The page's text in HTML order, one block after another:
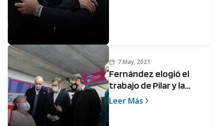
7 May, 2021
Fernández elogió el
trabajo de Pilar y la
Provincia tras la
Leer Más